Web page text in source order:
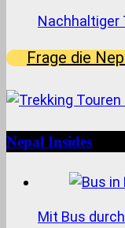
Nachhaltiger
Frage die
Nepal Insides
Mit Bus